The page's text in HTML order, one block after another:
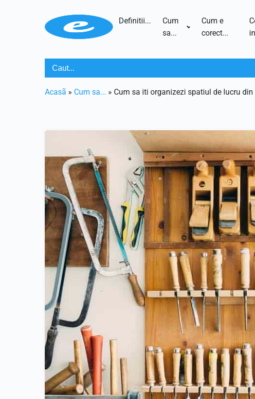
Definitii...
Cum
sa...
Cum e
corect...
Acasã » Cum sa... » Cum sa iti organizezi spatiul de lucru din